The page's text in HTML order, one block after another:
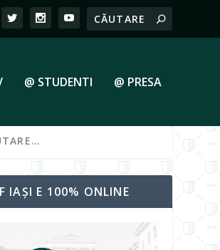
@ STUDENTI @ PRESA
IAȘI E 100% ONLINE